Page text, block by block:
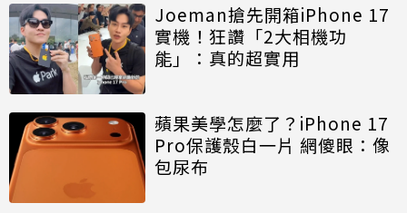
Joeman搶先開箱iPhone 17
實機！狂讚「2大相機功
能」：真的超實用
蘋果美學怎麼了？iPhone 17
Pro保護殼白一片 網傻眼：像
包尿布